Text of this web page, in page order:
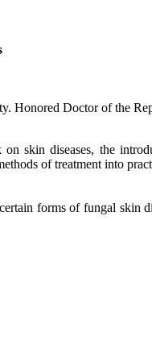
Honored Doctor of the
skin diseases, the
of treatment into
forms of fungal skin